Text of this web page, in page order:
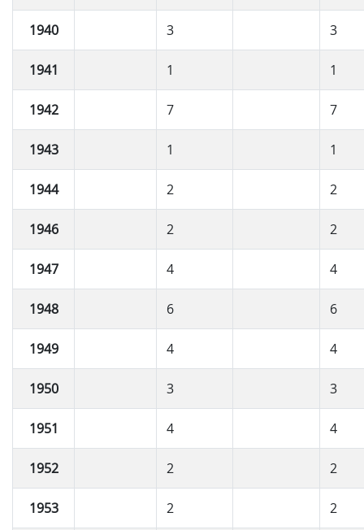
1940 3 3
1941 1 1
1942 7 7
1943 1 1
1944 2 2
1946 2 2
1947 4 4
1948 6 6
1949 4 4
1950 3 3
1951 4 4
1952 2 2
1953 2 2